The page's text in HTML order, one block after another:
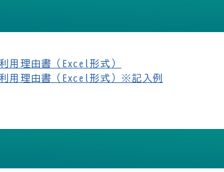
用理由書（Excel形式）
用理由書（Excel形式）※記入例